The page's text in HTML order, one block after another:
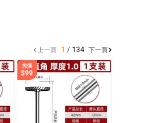
上一頁 1 134 下一頁